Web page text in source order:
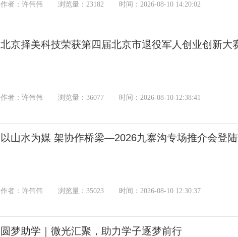
作者：许伟伟 浏览量：23182 时间：2026-08-10 14:20:02
北京择美科技荣获第四届北京市退役军人创业创新大
作者：许伟伟 浏览量：36077 时间：2026-08-10 12:38:41
以山水为媒 架协作桥梁—2026九寨沟专场推介会登
作者：许伟伟 浏览量：35023 时间：2026-08-10 12:30:37
圆梦助学｜微光汇聚，助力学子逐梦前行